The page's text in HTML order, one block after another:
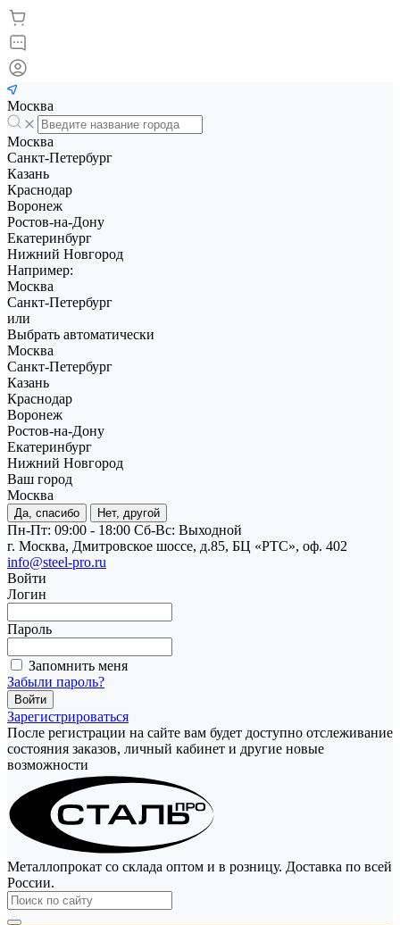
Москва
Москва
Санкт-Петербург
Казань
Краснодар
Воронеж
Ростов-на-Дону
Екатеринбург
Нижний Новгород
Например:
Москва
Санкт-Петербург
или
Выбрать автоматически
Москва
Санкт-Петербург
Казань
Краснодар
Воронеж
Ростов-на-Дону
Екатеринбург
Нижний Новгород
Ваш город
Москва
Да, спасибо Нет, другой
Пн-Пт: 09:00 - 18:00 Cб-Вс: Выходной
г. Москва, Дмитровское шоссе, д.85, БЦ «РТС», оф. 402
info@steel-pro.ru
Войти
Логин
Пароль
Запомнить меня
Забыли пароль?
Зарегистрироваться
После регистрации на сайте вам будет доступно отслеживание
состояния заказов, личный кабинет и другие новые
возможности
Металлопрокат со склада оптом и в розницу. Доставка по всей
России.